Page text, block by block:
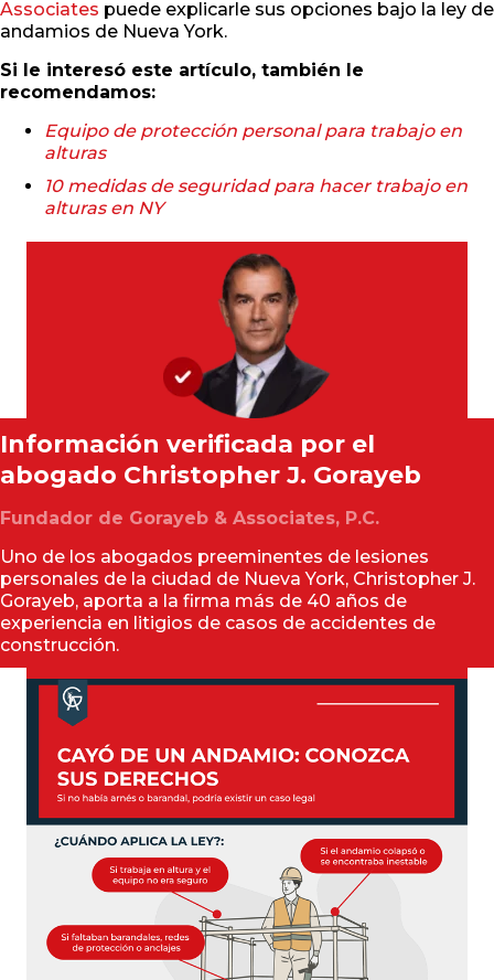
Associates puede explicarle sus opciones bajo la ley de
andamios de Nueva York.
Si le interesó este artículo, también le
recomendamos:
Equipo de protección personal para trabajo en
alturas
10 medidas de seguridad para hacer trabajo en
alturas en NY
Información verificada por el
abogado Christopher J. Gorayeb
Fundador de Gorayeb & Associates, P.C.
Uno de los abogados preeminentes de lesiones
personales de la ciudad de Nueva York, Christopher J.
Gorayeb, aporta a la firma más de 40 años de
experiencia en litigios de casos de accidentes de
construcción.